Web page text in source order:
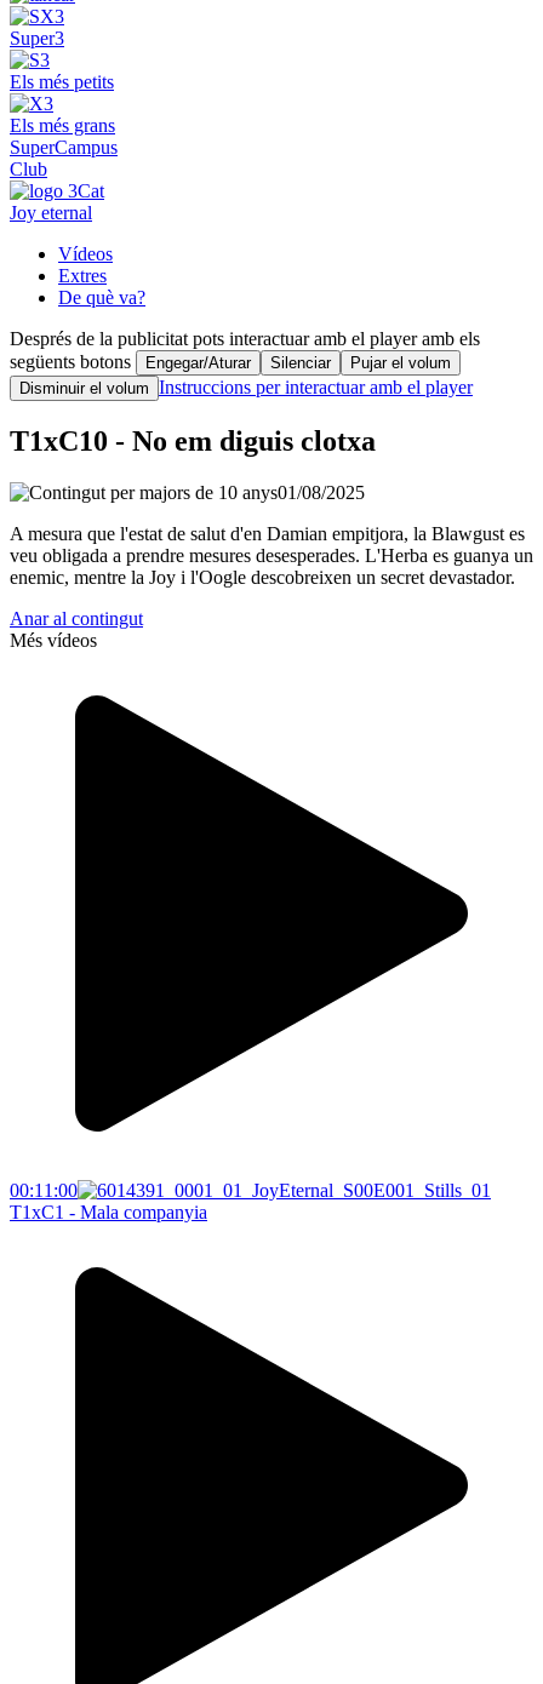
Super3
Els més petits
Els més grans
SuperCampus
Club
Joy eternal
Vídeos
Extres
De què va?
Després de la publicitat pots interactuar amb el player amb els
següents botons
Engegar/Aturar Silenciar
Pujar el volum
Disminuir el volum Instruccions per interactuar amb el player
T1xC10 - No em diguis clotxa
01/08/2025
A mesura que l'estat de salut d'en Damian empitjora, la Blawgust es
veu obligada a prendre mesures desesperades. L'Herba es guanya un
enemic, mentre la Joy i l'Oogle descobreixen un secret devastador.
Anar al contingut
Més vídeos
00:11:00
T1xC1 - Mala companyia